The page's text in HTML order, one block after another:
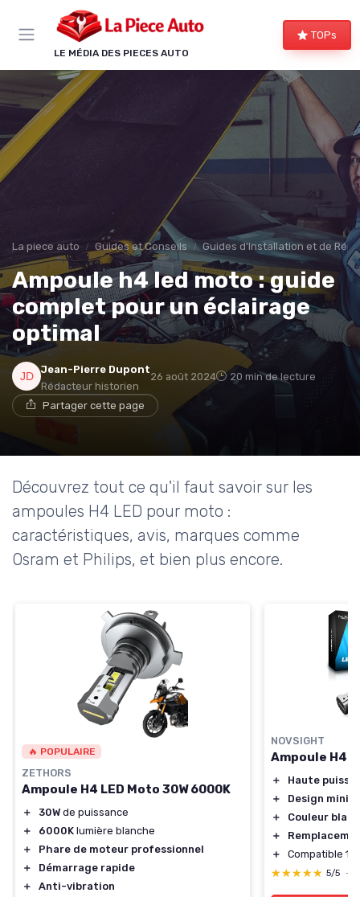
LE MÉDIA DES PIECES AUTO
TOPs
La piece auto Guides et Conseils Guides d'Installation et de
Ampoule h4 led moto : guide
complet pour un éclairage
optimal
Jean-Pierre Dupont
Rédacteur historien
26 août 2024 20 min de lecture
Partager cette page
Découvrez tout ce qu'il faut savoir sur les
ampoules H4 LED pour moto :
caractéristiques, avis, marques comme
Osram et Philips, et bien plus encore.
🔥 POPULAIRE
ZETHORS
Ampoule H4 LED Moto 30W 6000K
＋ 30W de puissance
＋
6000K lumière blanche
＋
Phare de moteur professionnel
＋
Démarrage rapide
＋
Anti-vibration
NOVSIGHT
Ampoule H4
＋
Haute
＋
Design mini
＋
Couleur
＋
＋
Compatible
★★★★★
★★★★★ 5/5 —
Panneau de gestion des cookies